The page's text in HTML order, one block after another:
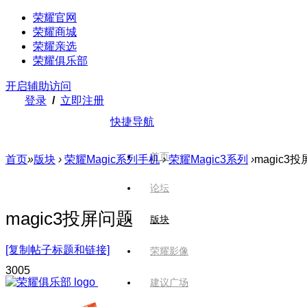
荣耀官网
荣耀商城
荣耀亲选
荣耀俱乐部
开启辅助访问
登录 / 立即注册
快捷导航
首页
论坛
版块
荣耀影像
建议广场
首页»版块 › 荣耀Magic系列手机 › 荣耀Magic3系列 ›magic3投
magic3投屏问题
[复制帖子标题和链接]
3005